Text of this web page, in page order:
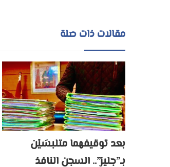
مقالات ذات صلة
بعد توقيفهما متلبسَيْن
بـ”جليز”.. السجن النافذ